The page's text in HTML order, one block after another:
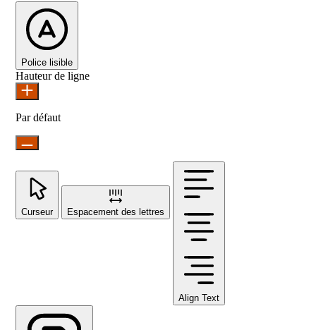
Police lisible
Hauteur de ligne
Par défaut
Curseur Espacement des lettres
Align Text